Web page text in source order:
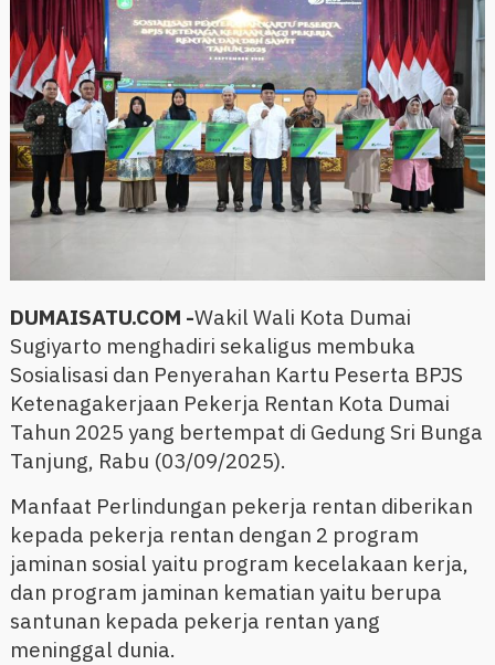
DUMAISATU.COM -Wakil Wali Kota Dumai
Sugiyarto menghadiri sekaligus membuka
Sosialisasi dan Penyerahan Kartu Peserta BPJS
Ketenagakerjaan Pekerja Rentan Kota Dumai
Tahun 2025 yang bertempat di Gedung Sri Bunga
Tanjung, Rabu (03/09/2025).
Manfaat Perlindungan pekerja rentan diberikan
kepada pekerja rentan dengan 2 program
jaminan sosial yaitu program kecelakaan kerja,
dan program jaminan kematian yaitu berupa
santunan kepada pekerja rentan yang
meninggal dunia.